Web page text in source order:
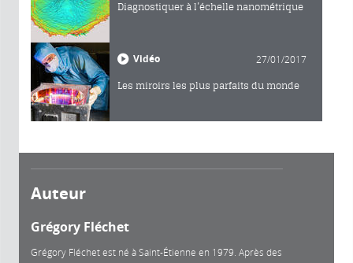
Diagnostiquer à l’échelle nanométrique
Vidéo 27/01/2017
Les miroirs les plus parfaits du monde
Auteur
Grégory Fléchet
Grégory Fléchet est né à Saint-Étienne en 1979. Après des